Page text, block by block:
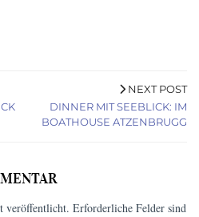
NEXT POST
DINNER MIT SEEBLICK: IM
BOATHOUSE ATZENBRUGG
veröffentlicht. Erforderliche Felder sind